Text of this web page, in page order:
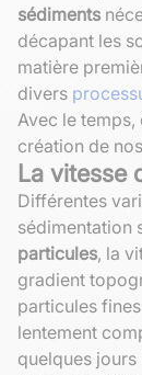
sédiments
décapant les
matière
divers
Avec le
création de
La vitesse
Différentes
sédimentation
particules, la
gradient
particules
lentement
quelques